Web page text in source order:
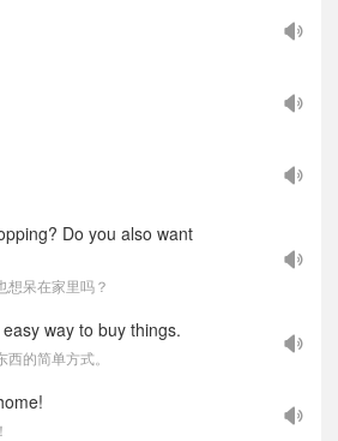
Do you also want
想呆在家里吗？
way to buy things.
的简单方式。